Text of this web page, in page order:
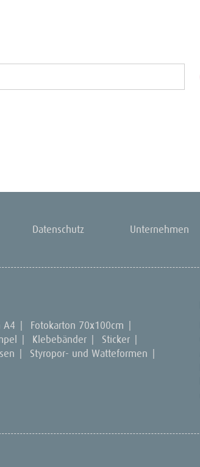
Datenschutz Unternehmen
A4 Fotokarton 70x100cm
Klebebänder Sticker
Styropor- und Watteformen